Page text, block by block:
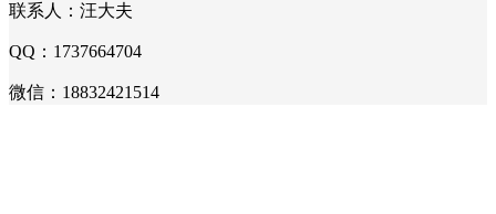
联系人：汪大夫
QQ：1737664704
微信：18832421514